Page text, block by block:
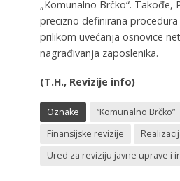
„Komunalno Brčko“. Takođe,
precizno definirana
prilikom uvećanja osnovice
nagrađivanja zaposlenika.
(T.H., Revizije info)
Oznake
“Komunalno Brčko”
Finansijske revizije
Ured za reviziju javne uprave i